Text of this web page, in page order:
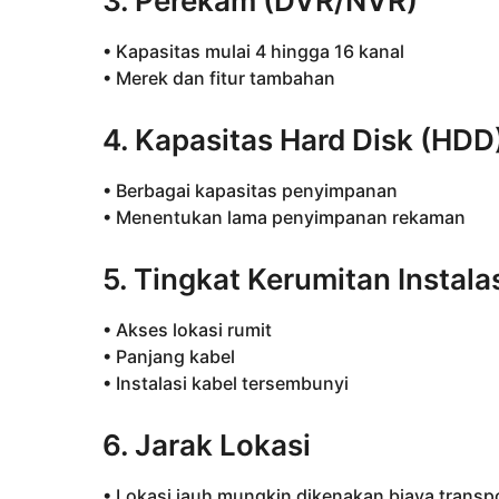
• Kapasitas mulai 4 hingga 16 kanal
• Merek dan fitur tambahan
4. Kapasitas Hard Disk
• Berbagai kapasitas penyimpanan
• Menentukan lama penyimpanan rekaman
5. Tingkat Kerumitan
• Akses lokasi rumit
• Panjang kabel
• Instalasi kabel tersembunyi
6. Jarak Lokasi